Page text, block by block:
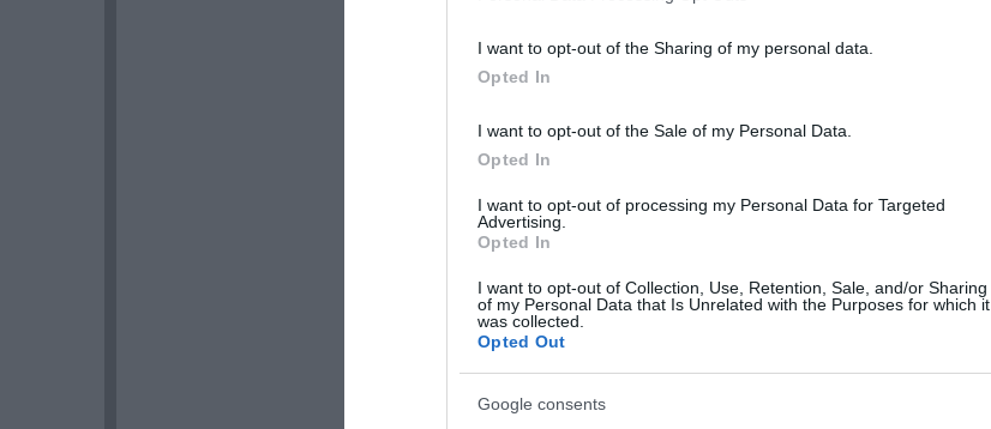
I want to opt-out of the Sharing of my personal data.
Opted In
I want to opt-out of the Sale of my Personal Data.
Opted In
I want to opt-out of processing my Personal Data for Targeted
Advertising.
Opted In
I want to opt-out of Collection, Use, Retention, Sale, and/or Sharing
of my Personal Data that Is Unrelated with the Purposes for which it
was collected.
Opted Out
Google consents